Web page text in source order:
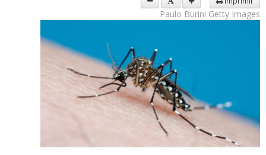
Paulo Burini Getty Images